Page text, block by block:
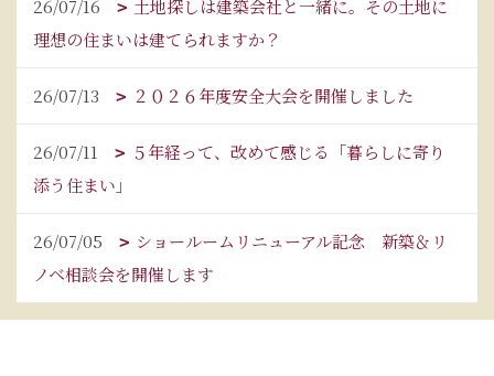
26/07/16
土地探しは建築会社と一緒に。その土地に
理想の住まいは建てられますか？
26/07/13 ２０２６年度安全大会を開催しました
26/07/11
５年経って、改めて感じる「暮らしに寄り
添う住まい」
26/07/05
ショールームリニューアル記念 新築＆リ
ノベ相談会を開催します